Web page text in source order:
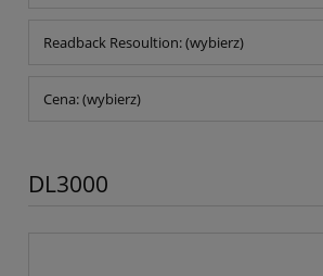
Readback Resoultion: (wybierz)
Cena: (wybierz)
DL3000